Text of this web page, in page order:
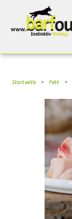
Inhalt
Startseite › Fett ›